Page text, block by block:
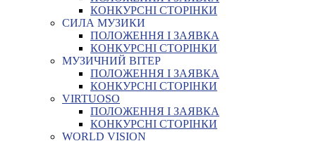
КОНКУРСНІ СТОРІНКИ
СИЛА МУЗИКИ
ПОЛОЖЕННЯ І ЗАЯВКА
КОНКУРСНІ СТОРІНКИ
МУЗИЧНИЙ ВІТЕР
ПОЛОЖЕННЯ І ЗАЯВКА
КОНКУРСНІ СТОРІНКИ
VIRTUOSO
ПОЛОЖЕННЯ І ЗАЯВКА
КОНКУРСНІ СТОРІНКИ
WORLD VISION